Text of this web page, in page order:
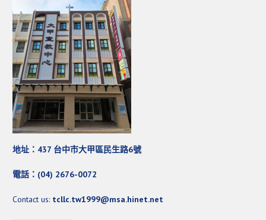
地址：437 台中市大甲區民生路6號
電話：(04) 2676-0072
Contact us: tcllc.tw1999@msa.hinet.net